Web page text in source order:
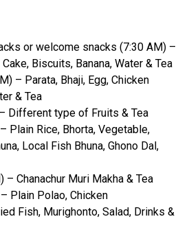
or welcome snacks (7:30 AM) –
Biscuits, Banana, Water & Tea
– Parata, Bhaji, Egg, Chicken
& Tea
Different type of Fruits & Tea
Plain Rice, Bhorta, Vegetable,
Local Fish Bhuna, Ghono Dal,
– Chanachur Muri Makha & Tea
Plain Polao, Chicken
Fish, Murighonto, Salad, Drinks &